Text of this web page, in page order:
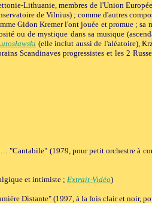
Lithuanie, membres de l'Union
de Vilnius) ; comme d'autres
Gidon Kremer l'ont jouée et promue ;
ou de mystique dans sa musique
(elle inclut aussi de l'aléatoire),
Scandinaves progressistes et les 2
"Cantabile" (1979, pour petit orchestre à
et intimiste ; Extrait-Vidéo)
Distante" (1997, à la fois clair et noir,